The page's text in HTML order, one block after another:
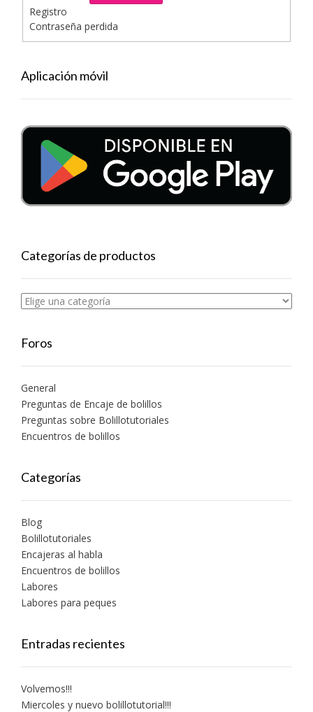
Registro
Contraseña perdida
Aplicación móvil
Categorías de productos
Foros
General
Preguntas de Encaje de bolillos
Preguntas sobre Bolillotutoriales
Encuentros de bolillos
Categorías
Blog
Bolillotutoriales
Encajeras al habla
Encuentros de bolillos
Labores
Labores para peques
Entradas recientes
Volvemos!!!
Miercoles y nuevo bolillotutorial!!!